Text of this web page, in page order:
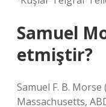
Samuel
etmiştir?
Samuel F. B.
Massachusetts,